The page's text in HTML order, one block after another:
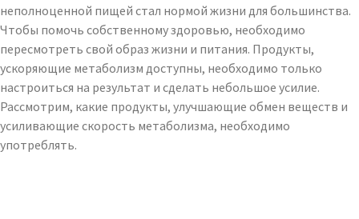
неполноценной пищей стал нормой жизни для большинства.
Чтобы помочь собственному здоровью, необходимо
пересмотреть свой образ жизни и питания. Продукты,
ускоряющие метаболизм доступны, необходимо только
настроиться на результат и сделать небольшое усилие.
Рассмотрим, какие продукты, улучшающие обмен веществ и
усиливающие скорость метаболизма, необходимо
употреблять.